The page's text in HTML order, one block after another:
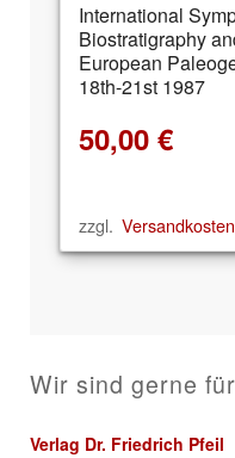
International
Biostratigraphy
European
18th-21st 1987
50,00 €
zzgl. Versandkosten
Wir sind gerne
Verlag Dr. Friedrich Pfeil